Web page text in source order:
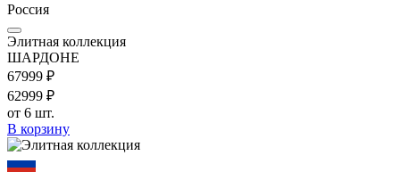
Россия
Элитная коллекция
ШАРДОНЕ
67999 ₽
62999 ₽
от 6 шт.
В корзину